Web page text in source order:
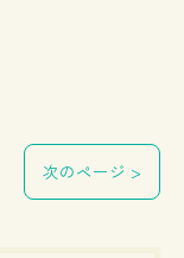
次のページ >